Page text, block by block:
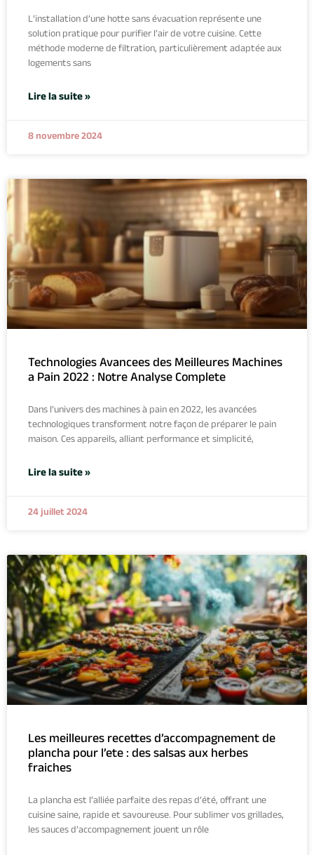
L’installation d’une hotte sans évacuation représente une
solution pratique pour purifier l’air de votre cuisine. Cette
méthode moderne de filtration, particulièrement adaptée aux
logements sans
Lire la suite »
8 novembre 2024
Technologies Avancees des Meilleures Machines
a Pain 2022 : Notre Analyse Complete
Dans l’univers des machines à pain en 2022, les avancées
technologiques transforment notre façon de préparer le pain
maison. Ces appareils, alliant performance et simplicité,
Lire la suite »
24 juillet 2024
Les meilleures recettes d’accompagnement de
plancha pour l’ete : des salsas aux herbes
fraiches
La plancha est l’alliée parfaite des repas d’été, offrant une
cuisine saine, rapide et savoureuse. Pour sublimer vos grillades,
les sauces d’accompagnement jouent un rôle